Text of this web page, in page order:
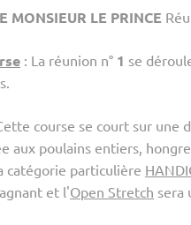
MONSIEUR LE PRINCE
: La réunion n° 1 se
course se court sur une
aux poulains entiers,
catégorie particulière
et l'Open Stretch sera